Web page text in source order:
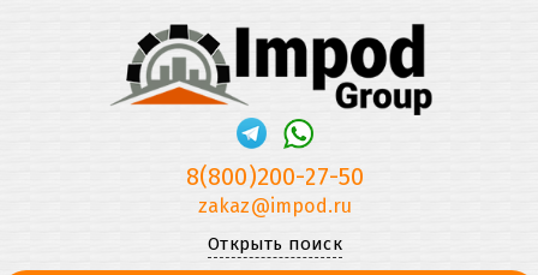
8(800)200-27-50
zakaz@impod.ru
Открыть поиск